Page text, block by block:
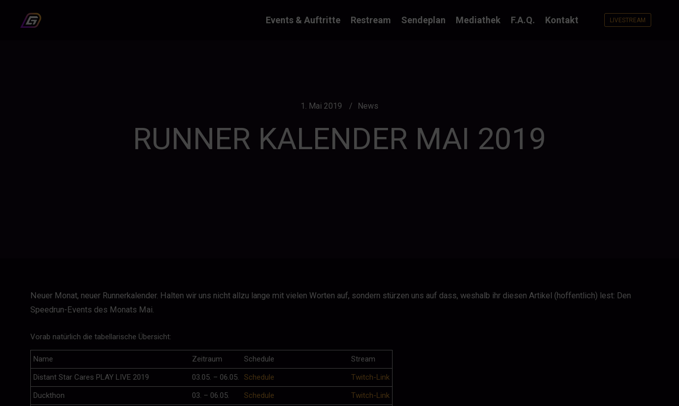
Events & Auftritte Restream Sendeplan Mediathek F.A.Q. Kontakt LIVESTREAM
1. Mai 2019 News
RUNNER KALENDER MAI 2019
Neuer Monat, neuer Runnerkalender. Halten wir uns nicht allzu lange mit vielen Worten auf, sondern stürzen uns auf dass, weshalb ihr diesen Artikel (hoffentlich) lest: Den
Speedrun-Events des Monats Mai.
Vorab natürlich die tabellarische Übersicht:
Name Zeitraum Schedule
Stream
Distant Star Cares PLAY LIVE 2019
03.05. – 06.05. Schedule
Twitch-Link
Duckthon
03. – 06.05. Schedule
Twitch-Link